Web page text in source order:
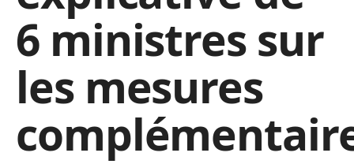
6 ministres sur
les mesures